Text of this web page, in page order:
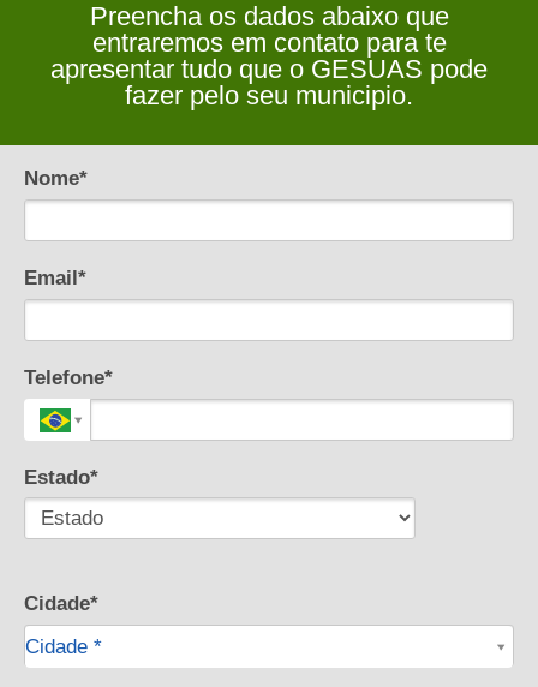
Preencha os dados abaixo que
entraremos em contato para te
apresentar tudo que o GESUAS pode
fazer pelo seu municipio.
Nome*
Email*
Telefone*
Estado*
Cidade*
Cidade *
Cidade*